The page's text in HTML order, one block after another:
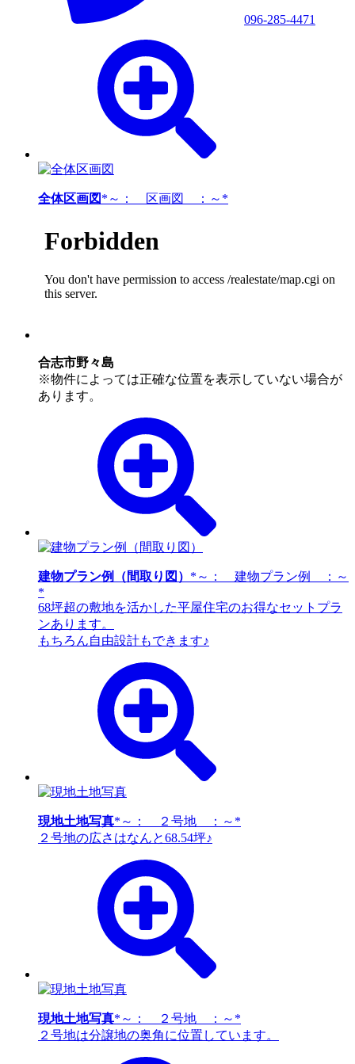
096-285-4471
全体区画図 *～： 区画図 ：～*
合志市野々島
※物件によっては正確な位置を表示していない場合が
あります。
建物プラン例（間取り図） *～： 建物プラン例 ：～
*
68坪超の敷地を活かした平屋住宅のお得なセットプラ
ンあります。
もちろん自由設計もできます♪
現地土地写真*～： ２号地 ：～*
２号地の広さはなんと68.54坪♪
現地土地写真*～： ２号地 ：～*
２号地は分譲地の奥角に位置しています。